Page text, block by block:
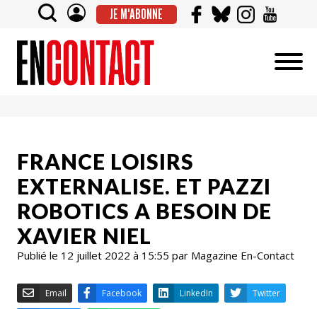
JE M'ABONNE
FRANCE LOISIRS
EXTERNALISE. ET PAZZI
ROBOTICS A BESOIN DE
XAVIER NIEL
Publié le 12 juillet 2022 à 15:55 par Magazine En-Contact